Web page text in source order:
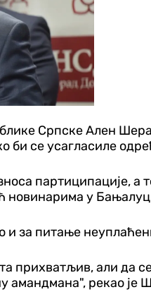
Српске Ален
би се усагласиле
партиципације, а
новинарима у
за питање
прихватљив, али да
амандмана", рекао је